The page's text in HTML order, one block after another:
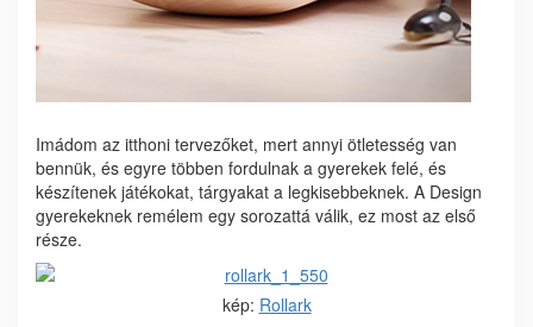
Imádom az itthoni tervezőket, mert annyi ötletesség van
bennük, és egyre többen fordulnak a gyerekek felé, és
készítenek játékokat, tárgyakat a legkisebbeknek. A Design
gyerekeknek remélem egy sorozattá válik, ez most az első
része.
kép: Rollark